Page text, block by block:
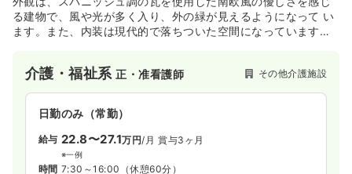
る建物で、風や光が多く入り、外の緑が見えるようになって い
ます。また、内装は現代的で落ちついた空間になっています。
介護・福祉系正・准看護師 その他介護施設
日勤のみ（常勤）
給与 22.8〜27.1万円/月 賞与3ヶ月
※一例
時間 7:30～16:00 （休憩60分）